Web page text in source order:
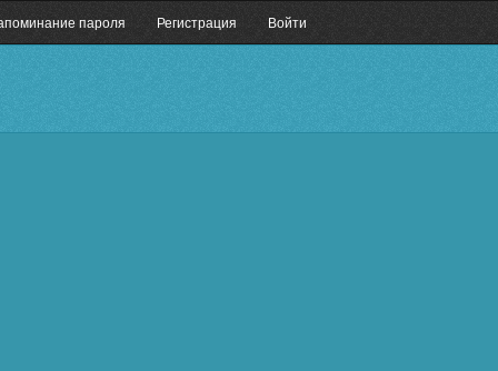
пароля Регистрация Войти